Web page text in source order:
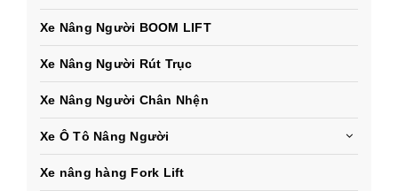
Xe Nâng Người BOOM LIFT
Xe Nâng Người Rút Trục
Xe Nâng Người Chân Nhện
Xe Ô Tô Nâng Người
Xe nâng hàng Fork Lift